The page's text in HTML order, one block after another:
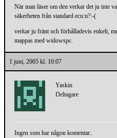
När man läser om den verkar det ju inte
säkerheten från standard ecu:n?:-(
verkar ju fränt och förhålladevis enkelt,
mappas med widowspc.
1 juni, 2005 kl. 10:07
Yaskin
Deltagare
Ingen som har någon komentar..